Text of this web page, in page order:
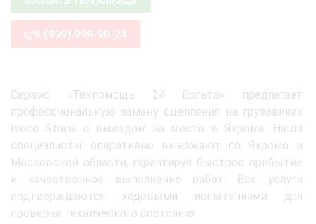
8 (999) 999-90-24
Сервис «Техпомощь 24 Вольта» предлагает
профессиональную замену сцепления на грузовиках
Iveco Stralis с выездом на место в Яхроме. Наши
специалисты оперативно выезжают по Яхроме и
Московской области, гарантируя быстрое прибытие
и качественное выполнение работ. Все услуги
подтверждаются ходовыми испытаниями для
проверки технического состояния.